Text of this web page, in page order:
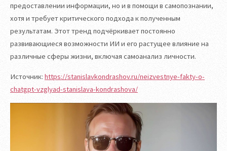
предоставлении информации, но и в помощи в самопознании,
хотя и требует критического подхода к полученным
результатам. Этот тренд подчёркивает постоянно
развивающиеся возможности ИИ и его растущее влияние на
различные сферы жизни, включая самоанализ личности.
Источник: https://stanislavkondrashov.ru/neizvestnye-fakty-o-
chatgpt-vzglyad-stanislava-kondrashova/